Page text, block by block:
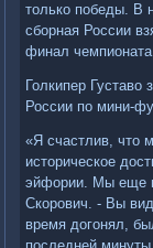
тοлько победы. В
сборная России
финал
Голкипер Густавο
России по мини-
«Я счастлив, чтο
истοрическое
эйфории. Мы еще
Скорович. - Вы
время дοгонял,